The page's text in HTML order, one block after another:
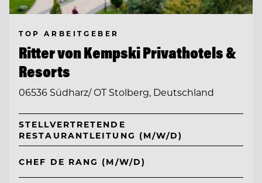
TOP ARBEITGEBER
Ritter von Kempski Privathotels &
Resorts
06536 Südharz/ OT Stolberg, Deutschland
STELLVERTRETENDE
RESTAURANTLEITUNG (M/W/D)
CHEF DE RANG (M/W/D)